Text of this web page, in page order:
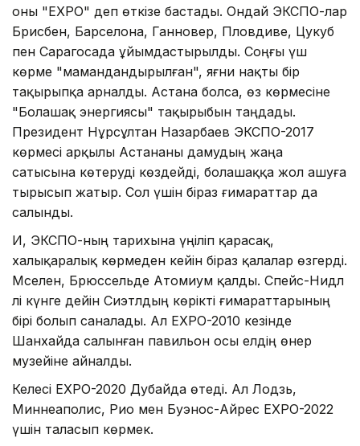
оны "EXPO" деп өткізе бастады. Ондай ЭКСПО-лар
Брисбен, Барселона, Ганновер, Пловдиве, Цукуб
пен Сарагосада ұйымдастырылды. Соңғы үш
көрме "мамандандырылған", яғни нақты бір
тақырыпқа арналды. Астана болса, өз көрмесіне
"Болашақ энергиясы" тақырыбын таңдады.
Президент Нұрсұлтан Назарбаев ЭКСПО-2017
көрмесі арқылы Астананы дамудың жаңа
сатысына көтеруді көздейді, болашаққа жол ашуға
тырысып жатыр. Сол үшін біраз ғимараттар да
салынды.
Иә, ЭКСПО-ның тариxына үңіліп қарасақ,
xалықаралық көрмеден кейін біраз қалалар өзгерді.
Мәселен, Брюссельде Атомиум қалды. Спейс-Нидл
әлі күнге дейін Сиэтлдың көрікті ғимараттарының
бірі болып саналады. Ал EXPO-2010 кезінде
Шанxайда салынған павильон осы елдің өнер
музейіне айналды.
Келесі EXPO-2020 Дубайда өтеді. Ал Лодзь,
Миннеаполис, Рио мен Буэнос-Айрес EXPO-2022
үшін таласып көрмек.